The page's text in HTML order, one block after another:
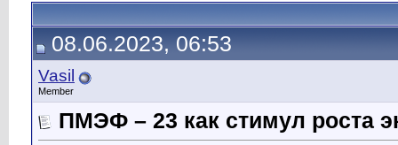
08.06.2023, 06:53
Vasil
Member
ПМЭФ – 23 как стимул роста